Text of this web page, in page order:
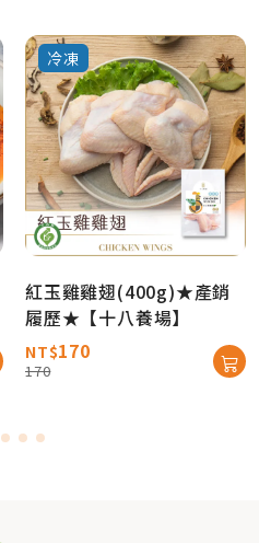
冷凍
紅玉雞雞翅(400g)★產銷
履歷★【十八養場】
NT$170
170